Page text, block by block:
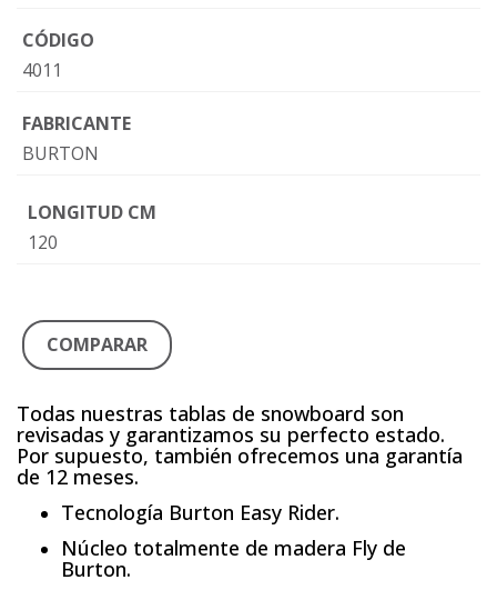
CÓDIGO
4011
FABRICANTE
BURTON
LONGITUD CM
120
COMPARAR
Todas nuestras tablas de snowboard son
revisadas y garantizamos su perfecto estado.
Por supuesto, también ofrecemos una garantía
de 12 meses.
Tecnología Burton Easy Rider.
Núcleo totalmente de madera Fly de
Burton.